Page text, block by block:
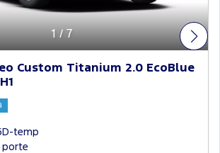
1 / 7
Custom Titanium 2.0 EcoBlue
temp
porte